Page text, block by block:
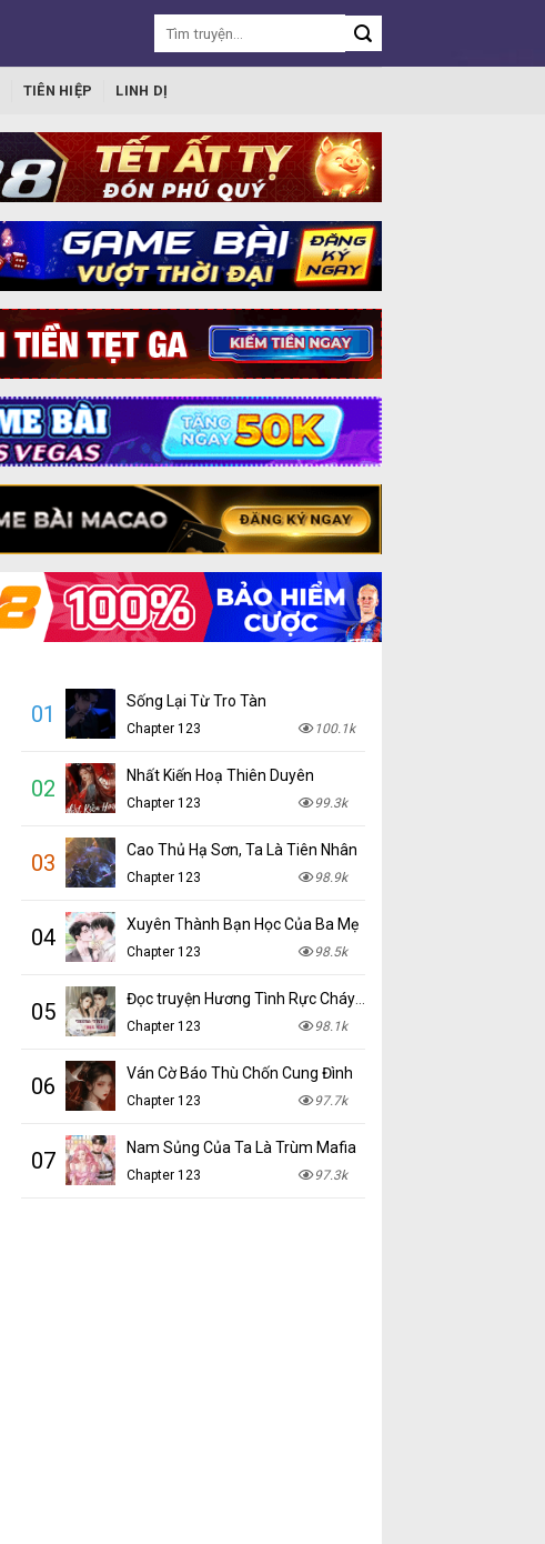
TIÊN HIỆP LINH DỊ
01 Sống Lại Từ Tro Tàn
Chapter 123 100.1k
02 Nhất Kiến Hoạ Thiên Duyên
Chapter 123 99.3k
03 Cao Thủ Hạ Sơn, Ta Là Tiên Nhân
Chapter 123 98.9k
04 Xuyên Thành Bạn Học Của Ba Mẹ
Chapter 123 98.5k
05
Chapter 123 98.1k
06 Ván Cờ Báo Thù Chốn Cung Đình
Chapter 123 97.7k
07 Nam Sủng Của Ta Là Trùm Mafia
Chapter 123 97.3k